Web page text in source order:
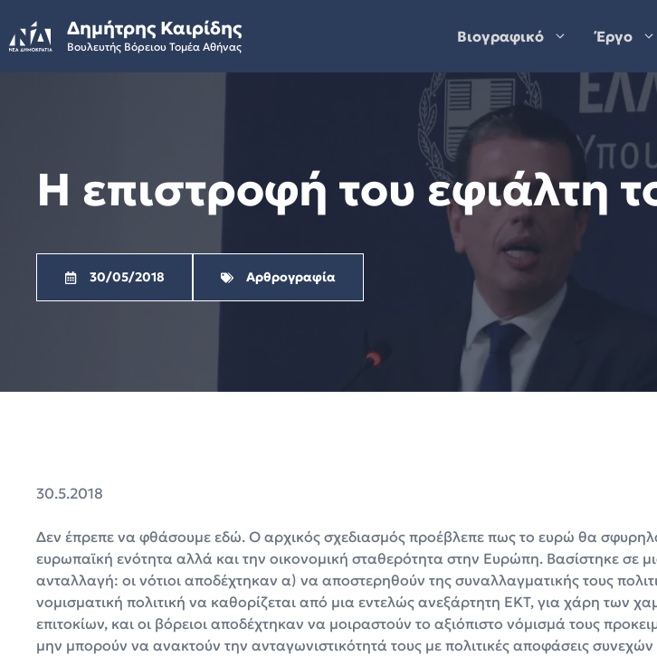
to
content
Δημήτρης Καιρίδης
Βουλευτής Βόρειου Τομέα Αθήνας
Βιογραφικό Έργο
Η επιστροφή του εφιάλτη
30/05/2018 Αρθρογραφία
30.5.2018
Δεν έπρεπε να φθάσουμε εδώ. Ο αρχικός σχεδιασμός προέβλεπε πως το ευρώ θα
ευρωπαϊκή ενότητα αλλά και την οικονομική σταθερότητα στην Ευρώπη. Βασίστηκε σε
ανταλλαγή: οι νότιοι αποδέχτηκαν α) να αποστερηθούν της συναλλαγματικής τους
νομισματική πολιτική να καθορίζεται από μια εντελώς ανεξάρτητη ΕΚΤ, για χάρη των
επιτοκίων, και οι βόρειοι αποδέχτηκαν να μοιραστούν το αξιόπιστο νόμισμά τους
μην μπορούν να ανακτούν την ανταγωνιστικότητά τους με πολιτικές αποφάσεις